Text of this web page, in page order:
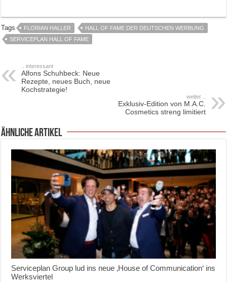
Tags FLORIAN HALLER
HALL OF FAME DER DEUTSCHEN WERBUNG
SERVICEPLAN HALL OF FAME
.. interessant
Alfons Schuhbeck: Neue
Rezepte, neues Buch, neue
Kochstrategie!
weiter ..
Exklusiv-Edition von M.A.C.
Cosmetics streng limitiert
ähnliche Artikel
Serviceplan Group lud ins neue ‚House of Communication‘ ins
Werksviertel